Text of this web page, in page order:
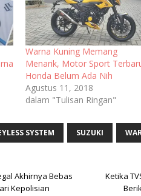
Warna Kuning Memang
Menarik, Motor Sport
Honda Belum Ada Nih
Agustus 11, 2018
dalam "Tulisan Ringan"
SYSTEM SUZUKI
Akhirnya Bebas
Kepolisian
Ketika